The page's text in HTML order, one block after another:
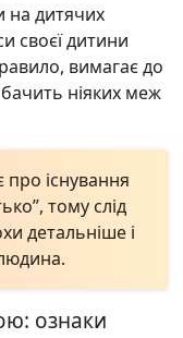
на дитячих
своєї дитини
вимагає до
ніяких меж
існування
тому слід
детальніше і
ознаки